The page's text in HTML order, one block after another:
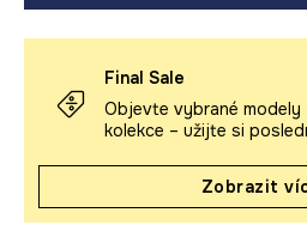
Final Sale
Objevte vybrané modely
kolekce – užijte si
Zobrazit